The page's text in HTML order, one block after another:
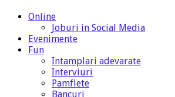
Online
Joburi in Social Media
Evenimente
Fun
Intamplari adevarate
Interviuri
Pamflete
Bancuri